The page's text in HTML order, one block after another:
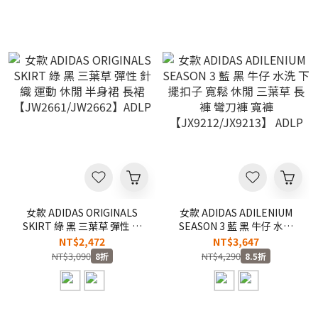
女款 ADIDAS ORIGINALS
SKIRT 綠 黑 三葉草 彈性 針
織 運動 休閒 半身裙 長裙
【JW2661/JW2662】ADLP
NT$2,472
NT$3,090 8折
女款 ADIDAS ADILENIUM
SEASON 3 藍 黑 牛仔 水洗
下擺扣子 寬鬆 休閒 三葉草
長褲 彎刀褲 寬褲
【JX9212/JX9213】 ADLP
NT$3,647
NT$4,290 8.5折